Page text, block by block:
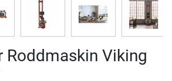
Roddmaskin Viking